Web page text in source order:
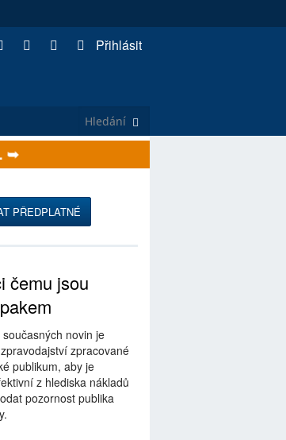
Přihlásit
PŘEDPLATNÉ
čemu jsou
novin je
zpracované
publikum, aby je
z hlediska nákladů
pozornost publika